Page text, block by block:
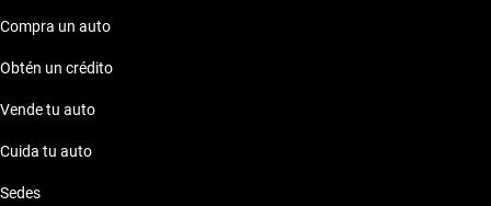
sobresaliente. En Kavak, estamos listos para ayudarte a
Compra un auto
Obtén un crédito
Vende tu auto
Cuida tu auto
Sedes